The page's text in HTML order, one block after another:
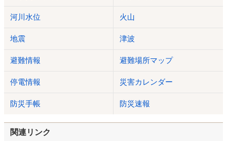
河川水位 火山
地震 津波
避難情報 避難場所マップ
停電情報 災害カレンダー
防災手帳 防災速報
関連リンク